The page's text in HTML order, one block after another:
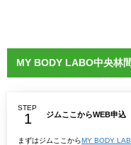
MY BODY LABO中央林
STEP
ジムここからWEB申込
まずはジムここからMY BODY